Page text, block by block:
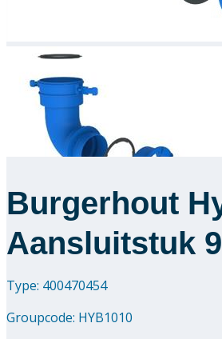
Burgerhout
Aansluitstuk
Type: 400470454
Groupcode: HYB1010